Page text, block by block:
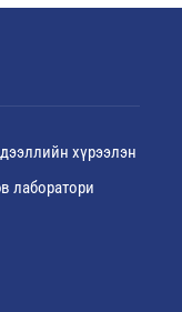
хүрээлэн
лаборатори